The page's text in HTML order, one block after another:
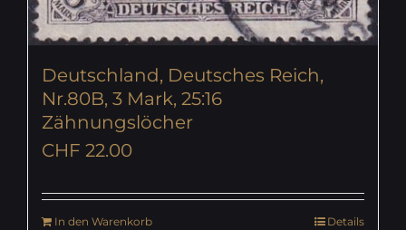
Deutschland, Deutsches Reich,
Nr.80B, 3 Mark, 25:16
Zähnungslöcher
CHF 22.00
In den Warenkorb
Details